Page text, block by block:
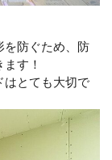
を防ぐため、防
す！
はとても大切で